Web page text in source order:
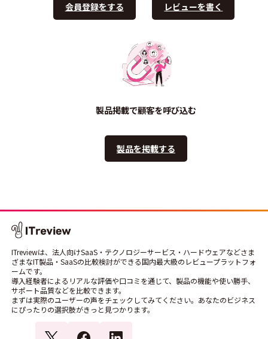
会員登録をする レビューを書く
製品掲載で顧客を呼び込む
製品を掲載する
ITreviewは、法人向けSaaS・テクノロジーサービス・ハードウェアなどさま
ざまなIT製品・SaaSの比較検討ができる国内最大級のレビュープラットフォ
ームです。
導入経験者によるリアルな評価や口コミを通じて、製品の機能や使い勝手、
サポート品質などを比較できます。
まずは実際のユーザーの声をチェックしてみてください。あなたのビジネス
にぴったりの選択肢がきっと見つかります。